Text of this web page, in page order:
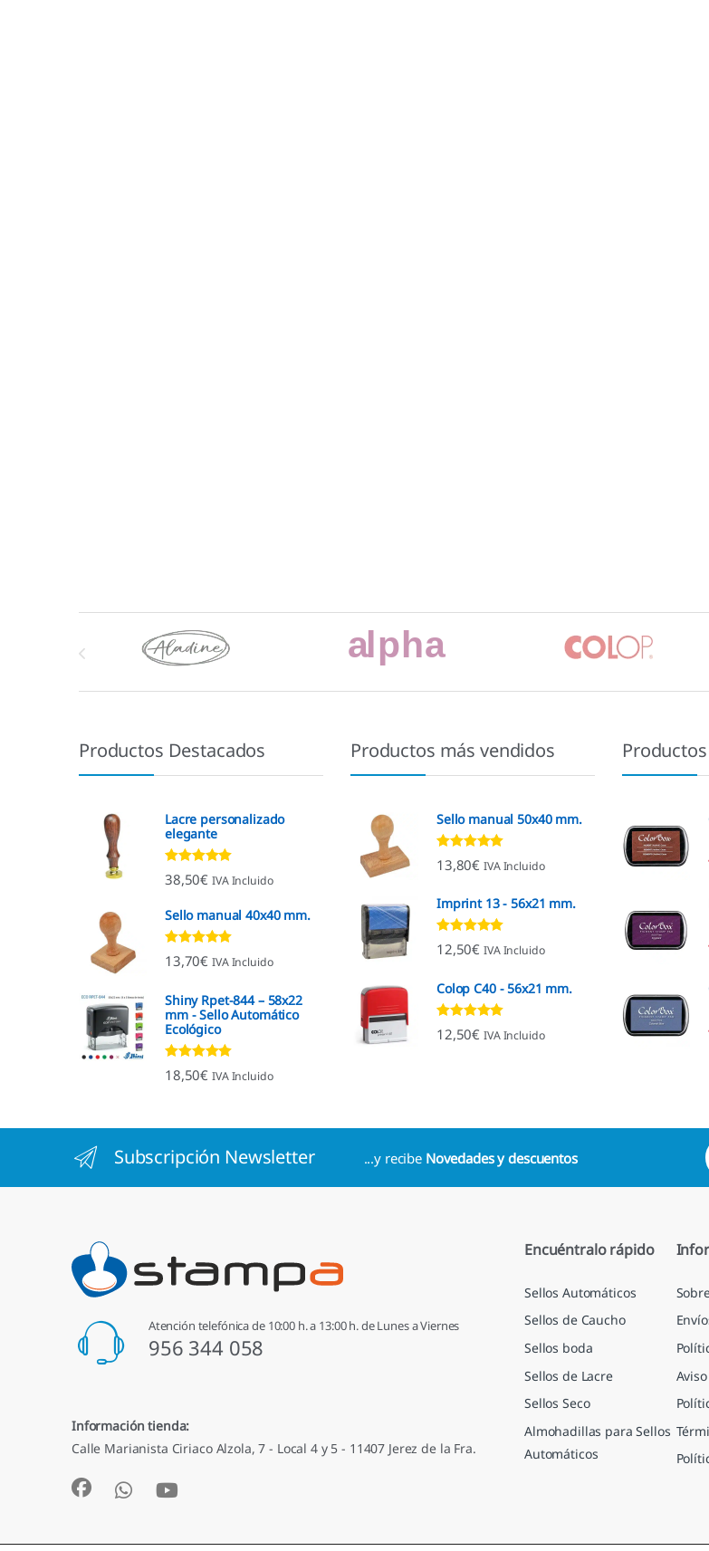
Marcas De Carrusel
Productos Destacados
Lacre personalizado
elegante
Valorado con
4.92de 5
38,50€ IVA Incluido
Sello manual 40x40 mm.
Valorado con
4.96de 5
13,70€ IVA Incluido
Shiny Rpet-844 – 58x22
mm - Sello Automático
Ecológico
Valorado con
4.96de 5
18,50€ IVA Incluido
Productos más vendidos
Sello manual 50x40 mm.
Valorado con
4.80de 5
13,80€ IVA Incluido
Imprint 13 - 56x21 mm.
Valorado con
4.96de 5
12,50€ IVA Incluido
Colop C40 - 56x21 mm.
Valorado con
4.89de 5
12,50€ IVA Incluido
Subscripción Newsletter ...y recibe Novedades y descuentos
Atención telefónica de 10:00 h. a 13:00 h. de Lunes a Viernes
956 344 058
Información tienda:
Calle Marianista Ciriaco Alzola, 7 - Local 4 y 5 - 11407 Jerez de la Fra.
Encuéntralo rápido
Sellos Automáticos
Sellos de Caucho
Sellos boda
Sellos de Lacre
Sellos Seco
Almohadillas para Sellos
Automáticos